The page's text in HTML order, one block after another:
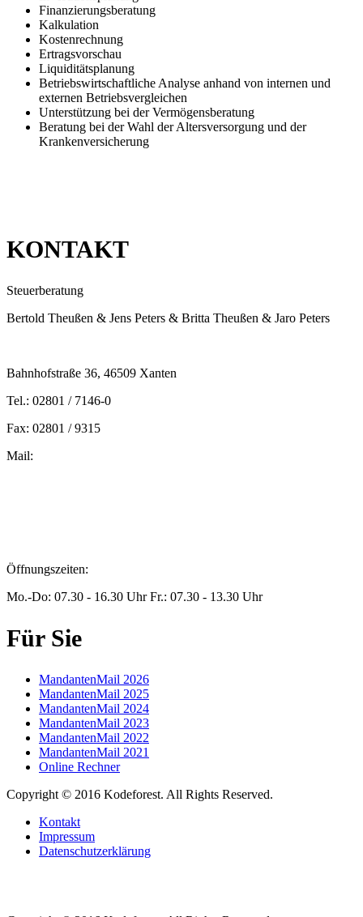
Finanzierungsberatung
Kalkulation
Kostenrechnung
Ertragsvorschau
Liquiditätsplanung
Betriebswirtschaftliche Analyse anhand von internen und
externen Betriebsvergleichen
Unterstützung bei der Vermögensberatung
Beratung bei der Wahl der Altersversorgung und der
Krankenversicherung
KONTAKT
Steuerberatung
Bertold Theußen & Jens Peters & Britta Theußen & Jaro Peters
Bahnhofstraße 36, 46509 Xanten
Tel.: 02801 / 7146-0
Fax: 02801 / 9315
Mail:
Öffnungszeiten:
Mo.-Do: 07.30 - 16.30 Uhr Fr.: 07.30 - 13.30 Uhr
Für Sie
MandantenMail 2026
MandantenMail 2025
MandantenMail 2024
MandantenMail 2023
MandantenMail 2022
MandantenMail 2021
Online Rechner
Copyright © 2016 Kodeforest. All Rights Reserved.
Kontakt
Impressum
Datenschutzerklärung